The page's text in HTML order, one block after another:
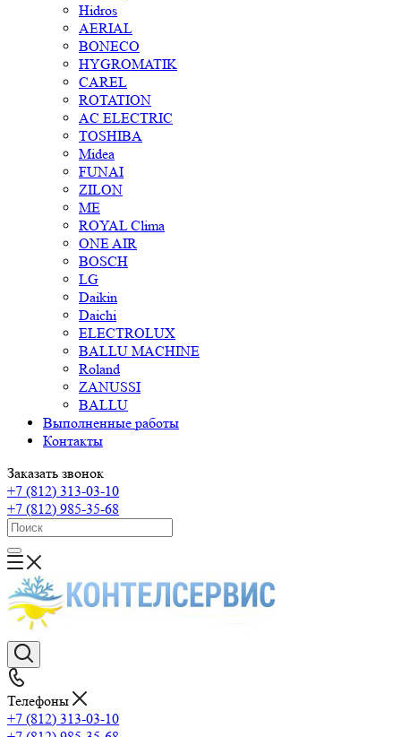
Hidros
AERIAL
BONECO
HYGROMATIK
CAREL
ROTATION
AC ELECTRIC
TOSHIBA
Midea
FUNAI
ZILON
ME
ROYAL Clima
ONE AIR
BOSCH
LG
Daikin
Daichi
ELECTROLUX
BALLU MACHINE
Roland
ZANUSSI
BALLU
Выполненные работы
Контакты
Заказать звонок
+7 (812) 313-03-10
+7 (812) 985-35-68
Телефоны
+7 (812) 313-03-10